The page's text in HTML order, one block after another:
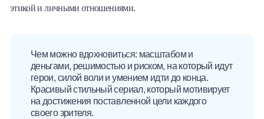
этикой и личными отношениями.
Чем можно вдохновиться: масштабом и
деньгами, решимостью и риском, на который идут
герои, силой воли и умением идти до конца.
Красивый стильный сериал, который мотивирует
на достижения поставленной цели каждого
своего зрителя.